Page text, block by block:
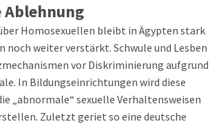
Homosexuellen bleibt in Ägypten stark
weiter verstärkt. Schwule und Lesben
vor Diskriminierung aufgrund
In Bildungseinrichtungen wird diese
„abnormale“ sexuelle Verhaltensweisen
Zuletzt geriet so eine deutsche